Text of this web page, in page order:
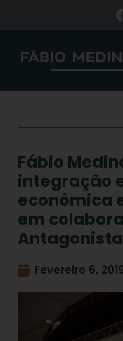
Fábio
integração
econômica
em
Fevereiro 6,